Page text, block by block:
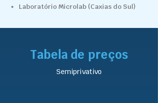
Laboratório Microlab (Caxias do Sul)
Tabela de preços
Semiprivativo